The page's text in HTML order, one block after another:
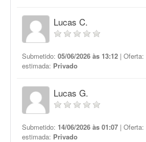
Lucas C.
Submetido: 05/06/2026 às 13:12 | Oferta:
estimada: Privado
Lucas G.
Submetido: 14/06/2026 às 01:07 | Oferta:
estimada: Privado